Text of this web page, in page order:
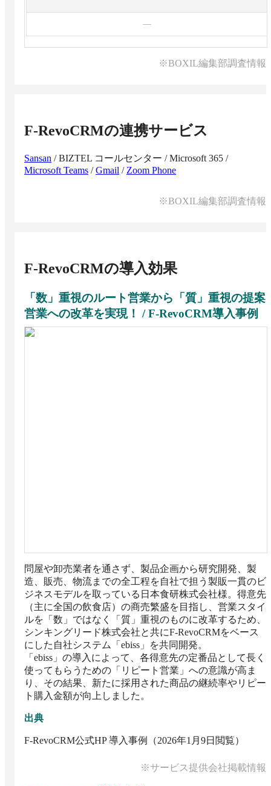
—
※BOXIL編集部調査情報
F-RevoCRMの連携サービス
Sansan /BIZTEL コールセンター /Microsoft 365 /
Microsoft Teams /Gmail / Zoom Phone
※BOXIL編集部調査情報
F-RevoCRMの導入効果
「数」重視のルート営業から「質」重視の提案
営業への改革を実現！ / F-RevoCRM導入事例
問屋や卸売業者を通さず、製品企画から研究開発、製
造、販売、物流までの全工程を自社で担う製販一貫のビ
ジネスモデルを取っている日本食研株式会社様。得意先
（主に全国の飲食店）の商売繁盛を目指し、営業スタイ
ルを「数」ではなく「質」重視のものに改革するため、
シンキングリード株式会社と共にF-RevoCRMをベース
にした自社システム「ebiss」を共同開発。
「ebiss」の導入によって、各得意先の定番品として長く
使ってもらうための「リピート営業」への意識が高ま
り、その結果、新たに採用された商品の継続率やリピー
ト購入金額が向上しました。
出典
F-RevoCRM公式HP 導入事例（2026年1月9日閲覧）
※サービス提供会社掲載情報